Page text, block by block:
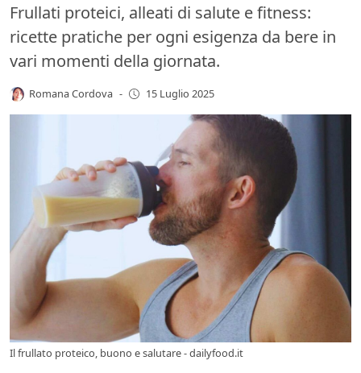
Frullati proteici, alleati di salute e fitness:
ricette pratiche per ogni esigenza da bere in
vari momenti della giornata.
Romana Cordova - 15 Luglio 2025
Il frullato proteico, buono e salutare - dailyfood.it